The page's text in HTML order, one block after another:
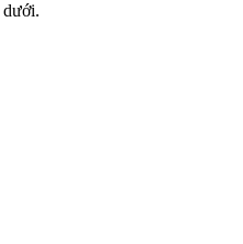
dưới.